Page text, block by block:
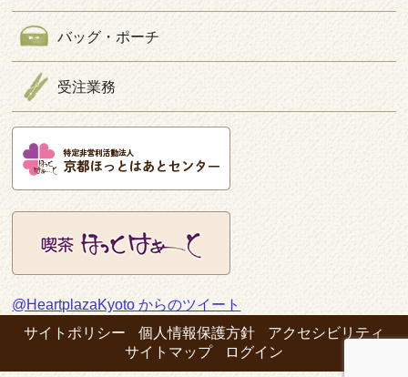
バッグ・ポーチ
受注業務
@HeartplazaKyoto からのツイート
サイトポリシー
個人情報保護方針
アクセシビリティ
サイトマップ
ログイン